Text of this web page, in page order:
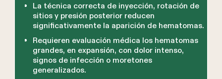
La técnica correcta de inyección, rotación de
sitios y presión posterior reducen
significativamente la aparición de hematomas.
Requieren evaluación médica los hematomas
grandes, en expansión, con dolor intenso,
signos de infección o moretones
generalizados.